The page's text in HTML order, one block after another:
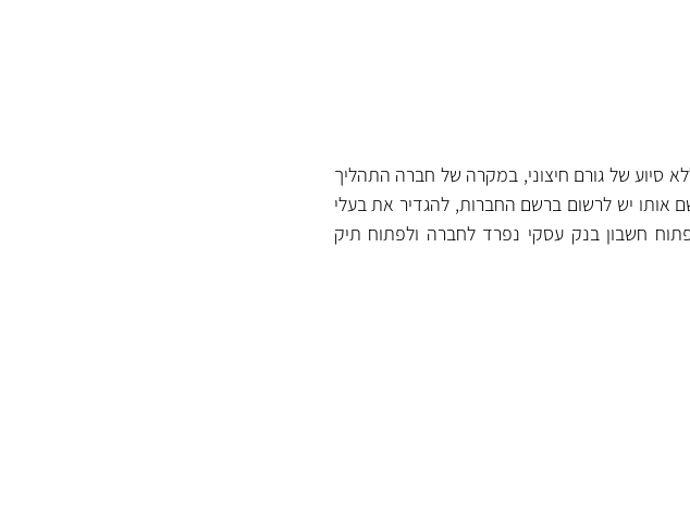
סיוע של גורם חיצוני, במקרה של חברה התהליך
אותו יש לרשום ברשם החברות, להגדיר את בעלי
חשבון בנק עסקי נפרד לחברה ולפתוח תיק